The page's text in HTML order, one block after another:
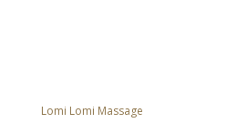
Lomi Lomi Massage